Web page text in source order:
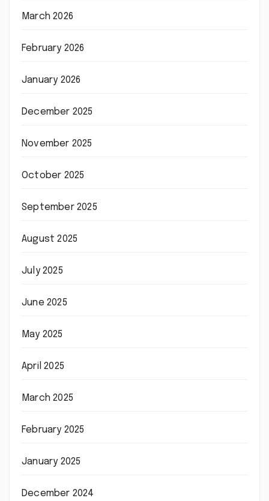
March 2026
February 2026
January 2026
December 2025
November 2025
October 2025
September 2025
August 2025
July 2025
June 2025
May 2025
April 2025
March 2025
February 2025
January 2025
December 2024